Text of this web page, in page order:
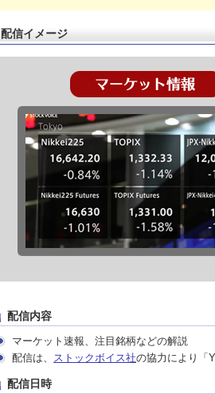
配信イメージ
配信内容
マーケット速報、注目銘柄などの解説
配信は、
ストックボイス社の協力により
配信日時